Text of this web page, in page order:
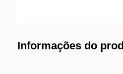
Informações do